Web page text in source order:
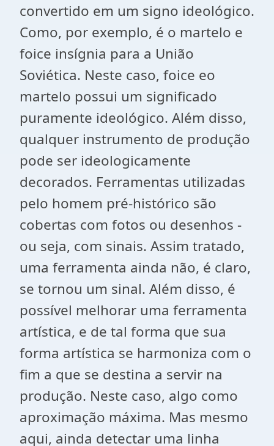
convertido em um signo ideológico.
Como, por exemplo, é o martelo e
foice insígnia para a União
Soviética. Neste caso, foice eo
martelo possui um significado
puramente ideológico. Além disso,
qualquer instrumento de produção
pode ser ideologicamente
decorados. Ferramentas utilizadas
pelo homem pré-histórico são
cobertas com fotos ou desenhos -
ou seja, com sinais. Assim tratado,
uma ferramenta ainda não, é claro,
se tornou um sinal. Além disso, é
possível melhorar uma ferramenta
artística, e de tal forma que sua
forma artística se harmoniza com o
fim a que se destina a servir na
produção. Neste caso, algo como
aproximação máxima. Mas mesmo
aqui, ainda detectar uma linha